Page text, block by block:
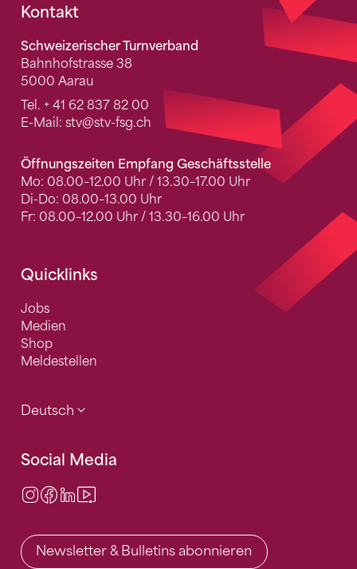
Fusszeile
Kontakt
Schweizerischer Turnverband
Bahnhofstrasse 38
5000 Aarau
Tel. + 41 62 837 82 00
E-Mail: stv@stv-fsg.ch
Öffnungszeiten Empfang Geschäftsstelle
Mo: 08.00–12.00 Uhr / 13.30–17.00 Uhr
Di-Do: 08.00–13.00 Uhr
Fr: 08.00–12.00 Uhr / 13.30–16.00 Uhr
Quicklinks
Jobs
Medien
Shop
Meldestellen
Deutsch
Social Media
Instagram
Facebook
LinkedIn
Newsletter & Bulletins abonnieren